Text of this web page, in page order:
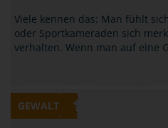
Viele kennen das: Man fühlt
oder Sportkameraden sich
verhalten. Wenn man auf eine
GEWALT